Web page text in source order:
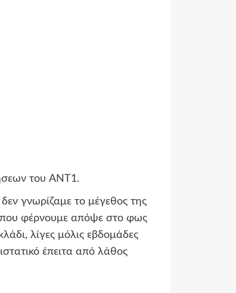
του ANT1.
γνωρίζαμε το μέγεθος της
που φέρνουμε απόψε στο φως
λίγες μόλις εβδομάδες
έπειτα από λάθος